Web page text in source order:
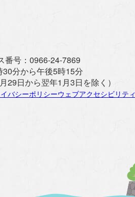
番号： 0966-24-7869
分から午後5時15分
29日から翌年1月3日を除く）
バシーポリシーウェブアクセシビリティ